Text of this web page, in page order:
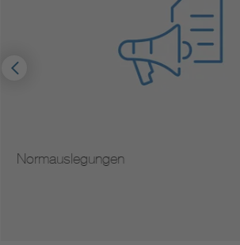
Hinweise zur Vervielfältigung von